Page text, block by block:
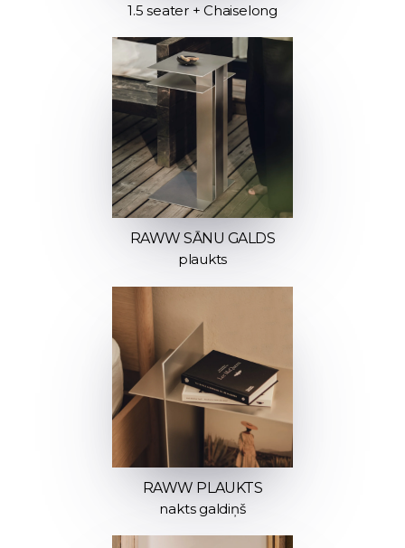
1.5 seater + Chaiselong
RAWW SĀNU GALDS
plaukts
RAWW PLAUKTS
nakts galdiņš